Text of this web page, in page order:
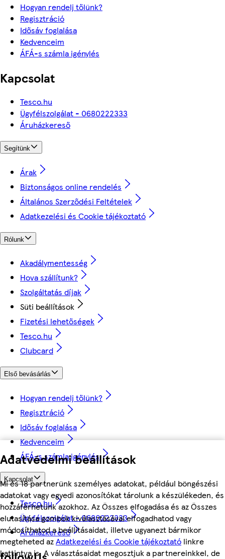
Adatvédelmi beállítások
Mi és 18 partnerünk személyes adatokat, például böngészési
adatokat vagy egyedi azonosítókat tárolunk a készülékeden, és
hozzáférhetünk azokhoz. Az Összes elfogadása és az Összes
elutasítása gombok kiválasztásával elfogadhatod vagy
módosíthatod a beállításaidat, illetve ugyanezt bármikor
megteheted azAdatkezelési és Cookie tájékoztató linkre
kattintva is. A választásaidat megosztjuk a partnereinkkel, de
Hogyan rendelj tőlünk?
Regisztráció
Idősáv foglalása
Kedvenceim
ÁFÁ-s számla igénylés
Kapcsolat
Tesco.hu
Ügyfélszolgálat - 0680222333
Áruházkereső
Segítünk
Árak
Biztonságos online rendelés
Általános Szerződési Feltételek
Adatkezelési és Cookie tájékoztató
Rólunk
Akadálymentesség
Hova szállítunk?
Szolgáltatás díjak
Süti beállítások
Fizetési lehetőségek
Tesco.hu
Clubcard
Első bevásárlás
Hogyan rendelj tőlünk?
Regisztráció
Idősáv foglalása
Kedvenceim
ÁFÁ-s számla igénylés
Kapcsolat
Tesco.hu
Ügyfélszolgálat - 0680222333
Áruházkereső